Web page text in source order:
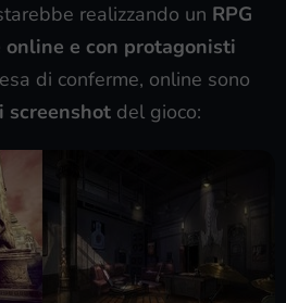
realizzando un RPG
online e con protagonisti
di conferme, online sono
screenshot del gioco: